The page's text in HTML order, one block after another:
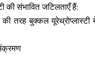
की संभावित जटिलताएँ हैं:
की तरह बुक्कल